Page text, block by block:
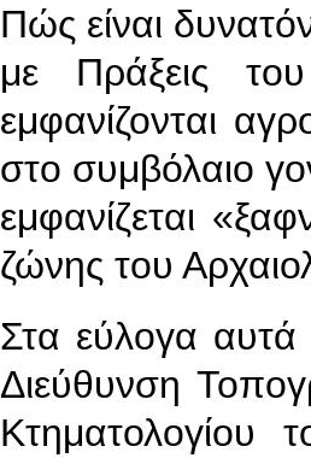
Πώς είναι
με Πράξεις
εμφανίζονται
στο συμβόλαιο
εμφανίζεται
ζώνης του
Στα εύλογα
Διεύθυνση
Κτηματολογίου